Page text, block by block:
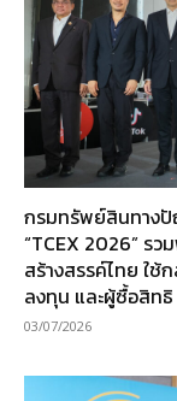
กรมทรัพย์สินทางปั
“TCEX 2026” ร
สร้างสรรค์ไทย ใ
ลงทุน และผู้ซื้อสิท
03/07/2026